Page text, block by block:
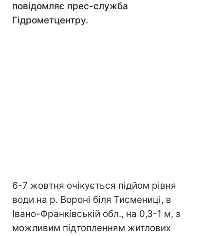
повідомляє прес-служба
Гідрометцентру.
6-7 жовтня очікується підйом рівня
води на р. Вороні біля Тисмениці, в
Івано-Франківській обл., на 0,3-1 м, з
можливим підтопленням житлових